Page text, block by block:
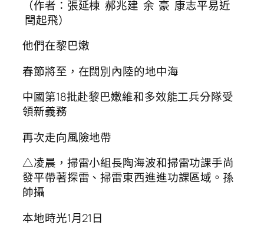
（作者：張延棟 郝兆建 余 豪 康志平易近
閆起飛）
他們在黎巴嫩
春節將至，在闊別內陸的地中海
中國第18批赴黎巴嫩維和多效能工兵分隊受
領新義務
再次走向風險地帶
△凌晨，掃雷小組長陶海波和掃雷功課手尚
發平帶著探雷、掃雷東西進進功課區域。孫
帥攝
本地時光1月21日